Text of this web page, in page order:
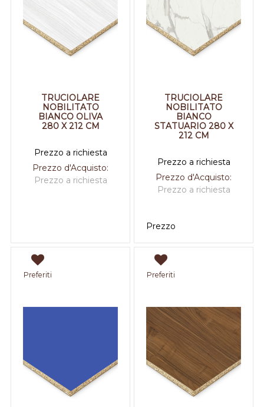
TRUCIOLARE
NOBILITATO
BIANCO OLIVA
280 X 212 CM
Prezzo a richiesta
Prezzo d'Acquisto:
Prezzo a richiesta
TRUCIOLARE
NOBILITATO
BIANCO
STATUARIO 280 X
212 CM
Prezzo a richiesta
Prezzo d'Acquisto:
Prezzo a richiesta
Prezzo
Preferiti Preferiti